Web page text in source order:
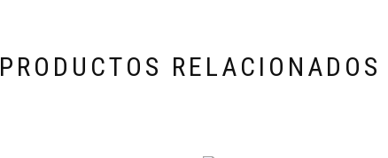
PRODUCTOS RELACIONADOS